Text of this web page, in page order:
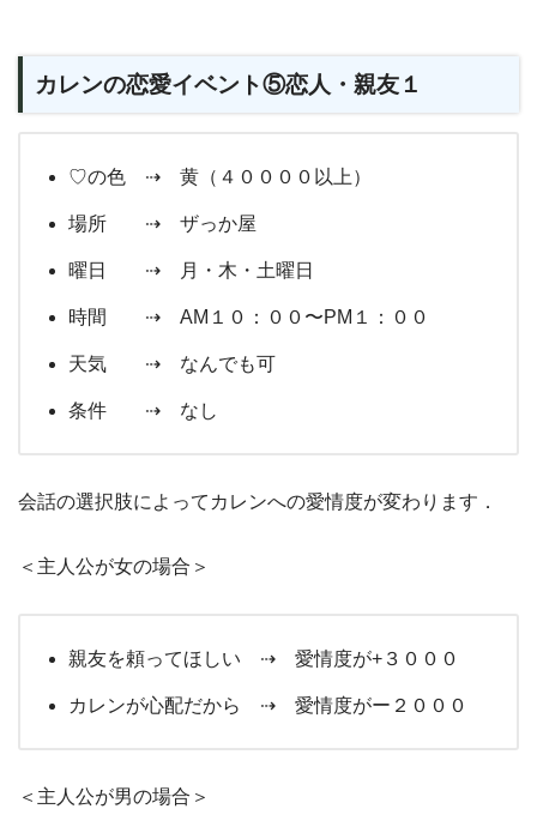
カレンの恋愛イベント⑤恋人・親友１
♡の色 ⇢ 黄（４００００以上）
場所 ⇢ ザっか屋
曜日 ⇢ 月・木・土曜日
時間 ⇢ AM１０：００〜PM１：００
天気 ⇢ なんでも可
条件 ⇢ なし
会話の選択肢によってカレンへの愛情度が変わります．
＜主人公が女の場合＞
親友を頼ってほしい ⇢ 愛情度が+３０００
カレンが心配だから ⇢ 愛情度がー２０００
＜主人公が男の場合＞